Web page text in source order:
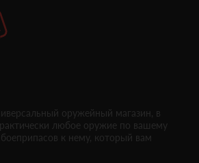
оружейный магазин, в
любое оружие по вашему
к нему, который вам